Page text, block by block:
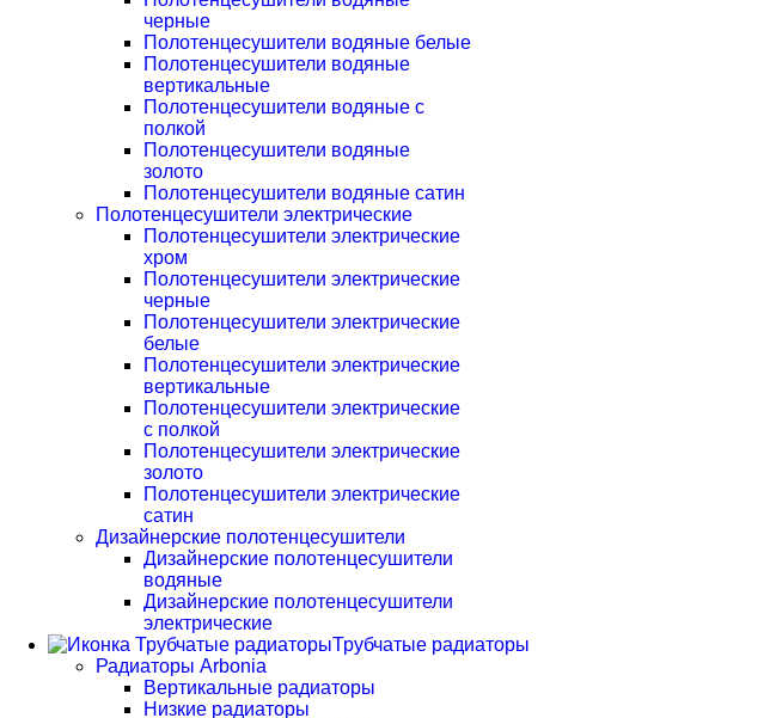
черные
Полотенцесушители водяные белые
Полотенцесушители водяные
вертикальные
Полотенцесушители водяные с
полкой
Полотенцесушители водяные
золото
Полотенцесушители водяные сатин
Полотенцесушители электрические
Полотенцесушители электрические
хром
Полотенцесушители электрические
черные
Полотенцесушители электрические
белые
Полотенцесушители электрические
вертикальные
Полотенцесушители электрические
с полкой
Полотенцесушители электрические
золото
Полотенцесушители электрические
сатин
Дизайнерские полотенцесушители
Дизайнерские полотенцесушители
водяные
Дизайнерские полотенцесушители
электрические
Трубчатые радиаторы
Радиаторы Arbonia
Вертикальные радиаторы
Низкие радиаторы